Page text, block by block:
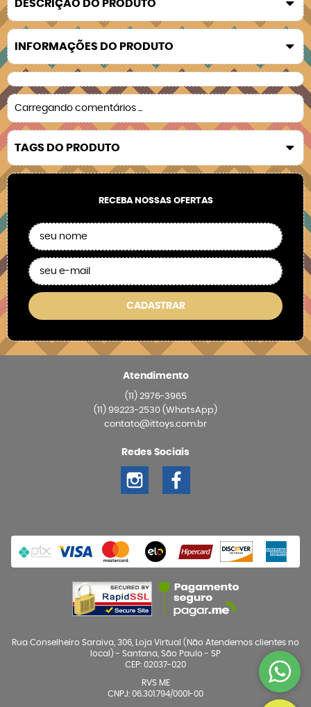
DESCRIÇÃO DO PRODUTO
INFORMAÇÕES DO PRODUTO
Carregando comentários ...
TAGS DO PRODUTO
RECEBA NOSSAS OFERTAS
CADASTRAR
Atendimento
(11)2976-3965
(11) 99223-2530 (WhatsApp)
contato@ittoys.com.br
Redes Sociais
Rua Conselheiro Saraiva, 306, Loja Virtual (Não Atendemos clientes no
local) - Santana, São Paulo - SP
CEP: 02037-020
RVS ME
CNPJ: 06.301.794/0001-00